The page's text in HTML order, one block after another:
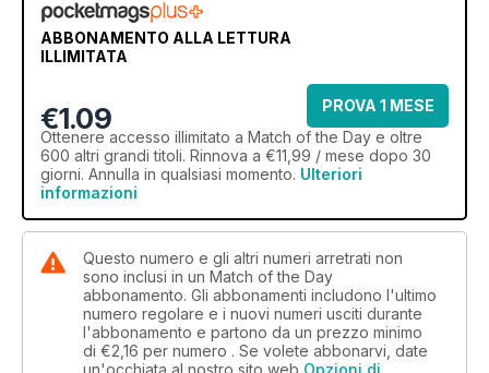
ABBONAMENTO ALLA LETTURA
ILLIMITATA
€1.09
PROVA 1 MESE
Ottenere accesso illimitato a Match of the Day e oltre
600 altri grandi titoli. Rinnova a €11,99 / mese dopo 30
giorni. Annulla in qualsiasi momento. Ulteriori
informazioni
Questo numero e gli altri numeri arretrati non
sono inclusi in un Match of the Day
abbonamento. Gli abbonamenti includono l'ultimo
numero regolare e i nuovi numeri usciti durante
l'abbonamento e partono da un prezzo minimo
di €2,16 per numero . Se volete abbonarvi, date
un'occhiata al nostro sito web Opzioni di